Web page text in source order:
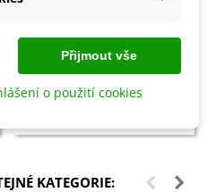
Hoštické slepičince -
granulované - 2,5 kg
KATEGORIE:
Přijmout vše
o použití cookies